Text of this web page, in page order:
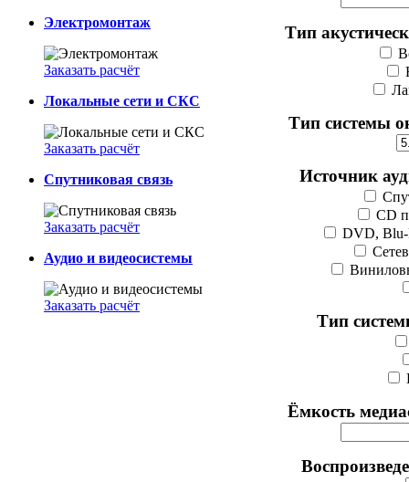
Электромонтаж
Заказать расчёт
Локальные сети и СКС
Заказать расчёт
Спутниковая связь
Заказать расчёт
Аудио и видеосистемы
Заказать расчёт
Тип
Тип системы
Источник
CD
DVD, Blu-
Тип
Ёмкость